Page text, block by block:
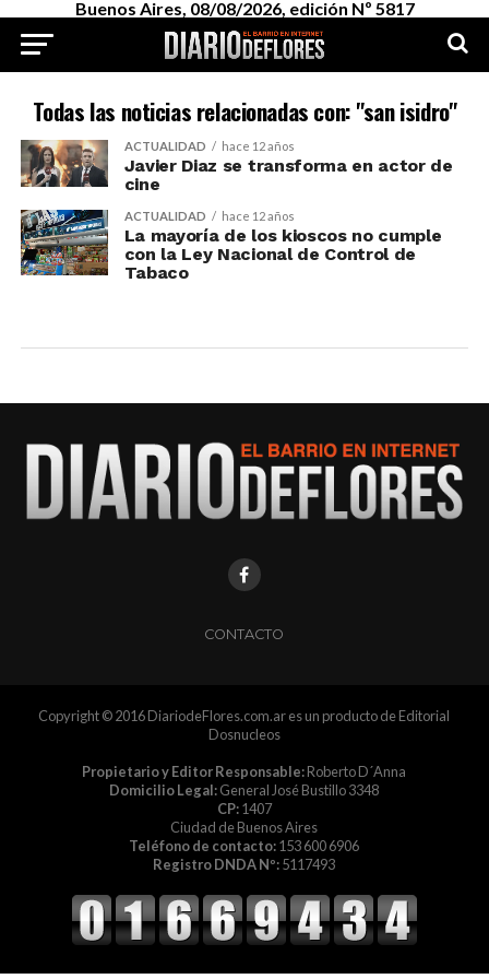
Buenos Aires, 08/08/2026, edición Nº 5817
Todas las noticias relacionadas con: "san isidro"
ACTUALIDAD hace 12 años
Javier Diaz se transforma en actor de
cine
ACTUALIDAD hace 12 años
La mayoría de los kioscos no cumple
con la Ley Nacional de Control de
Tabaco
CONTACTO
Copyright © 2016 DiariodeFlores.com.ar es un producto de Editorial
Dosnucleos
Propietario y Editor Responsable:Roberto D´Anna
Domicilio Legal:General José Bustillo 3348
CP:1407
Ciudad de Buenos Aires
Teléfono de contacto:153 600 6906
Registro DNDA Nº:5117493